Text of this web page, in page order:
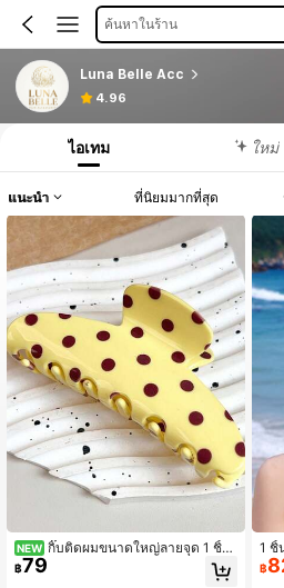
ค้นหาในร้าน
Luna Belle Acc
4.96
ไอเทม ใหม่
แนะนำ ที่นิยมมากที่สุด
NEW กิ๊บติดผมขนาดใหญ่ลายจุด 1 ชิ้น
สีครีมเหลืองและสีแดงบอร์โด จับแน่นกั
นลื่น เหมาะสำหรับผมหนา สไตล์วินเทจ
฿79
1 ชิ้
ต์ส
ย,
฿